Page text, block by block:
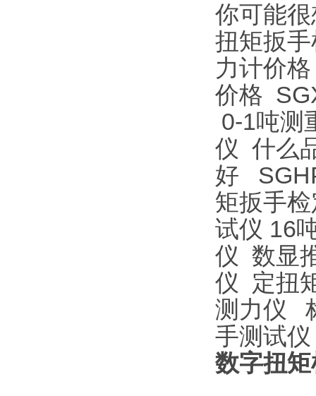
你可能
扭矩扳
力计价格
价格
0-1吨测
仪 什么
好
矩扳手
试仪 16
仪 数显
仪
定扭
测力仪
手测试仪
数字扭